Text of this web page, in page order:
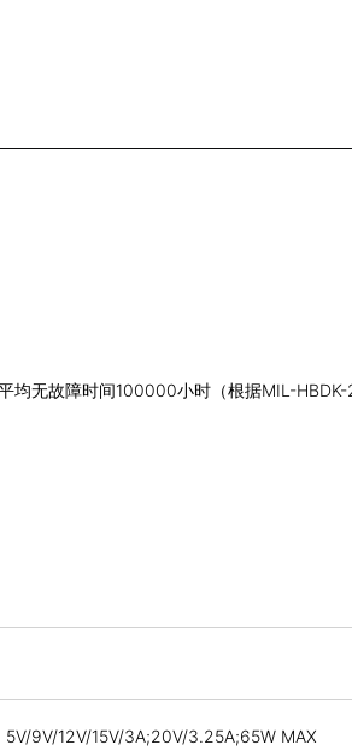
无故障时间100000小时（根据MIL-HBDK-
5V/9V/12V/15V/3A;20V/3.25A;65W MAX